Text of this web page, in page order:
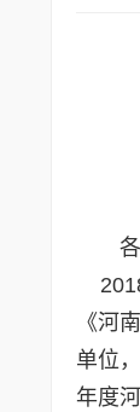
《河
单位
年度